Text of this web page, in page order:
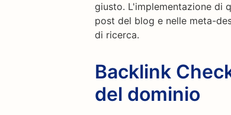
giusto. L'implementazione di
post del blog e nelle meta-
di ricerca.
Backlink
del dominio